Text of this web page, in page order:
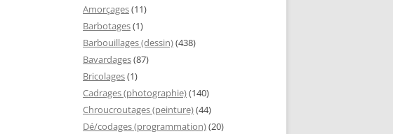
Amorçages(11)
Barbotages(1)
Barbouillages (dessin)(438)
Bavardages(87)
Bricolages(1)
Cadrages (photographie)(140)
Chroucroutages (peinture)(44)
Dé/codages (programmation)(20)